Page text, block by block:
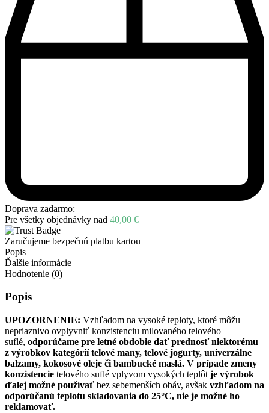
Doprava zadarmo:
Pre všetky objednávky nad 40,00 €
Zaručujeme bezpečnú platbu kartou
Popis
Ďalšie informácie
Hodnotenie (0)
Popis
UPOZORNENIE: Vzhľadom na vysoké teploty, ktoré môžu
nepriaznivo ovplyvniť konzistenciu milovaného telového
suflé, odporúčame pre letné obdobie dať prednosť niektorému
z výrobkov kategórií telové many, telové jogurty, univerzálne
balzamy, kokosové oleje či bambucké maslá. V prípade zmeny
konzistencie telového suflé vplyvom vysokých teplôt je výrobok
ďalej možné používaťbez sebemenších obáv, avšak vzhľadom na
odporúčanú teplotu skladovania do 25°C, nie je možné ho
reklamovať.